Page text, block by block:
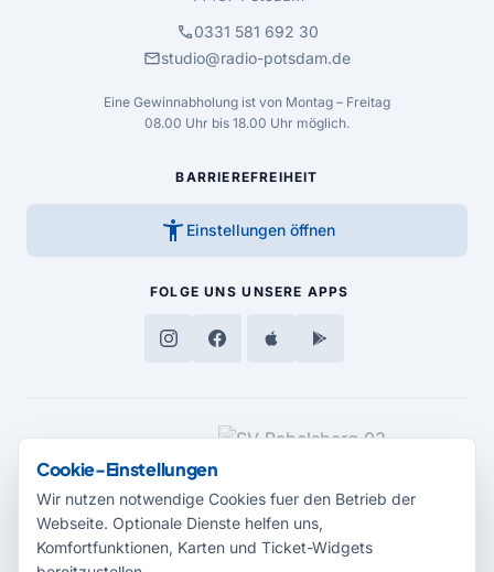
call0331 581 692 30
mailstudio@radio-potsdam.de
Eine Gewinnabholung ist von Montag – Freitag
08.00 Uhr bis 18.00 Uhr möglich.
BARRIEREFREIHEIT
accessibility_new Einstellungen öffnen
FOLGE UNS UNSERE APPS
MEDIENPARTNER
Cookie-Einstellungen
Wir nutzen notwendige Cookies fuer den Betrieb der
Webseite. Optionale Dienste helfen uns,
Komfortfunktionen, Karten und Ticket-Widgets